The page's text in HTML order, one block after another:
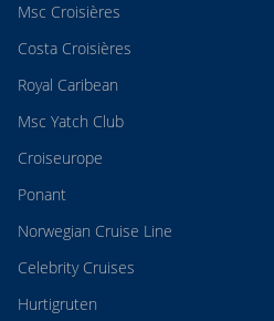
Msc Croisières
Costa Croisières
Royal Caribean
Msc Yatch Club
Croiseurope
Ponant
Norwegian Cruise Line
Celebrity Cruises
Hurtigruten